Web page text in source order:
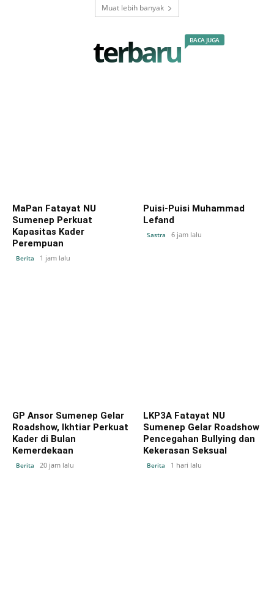
Muat lebih banyak
terbaru BACA JUGA
MaPan Fatayat NU
Sumenep Perkuat
Kapasitas Kader
Perempuan
Berita 1 jam lalu
Puisi-Puisi Muhammad
Lefand
Sastra 6 jam lalu
GP Ansor Sumenep Gelar
Roadshow, Ikhtiar Perkuat
Kader di Bulan
Kemerdekaan
Berita 20 jam lalu
LKP3A Fatayat NU
Sumenep Gelar Roadshow
Pencegahan Bullying dan
Kekerasan Seksual
Berita 1 hari lalu